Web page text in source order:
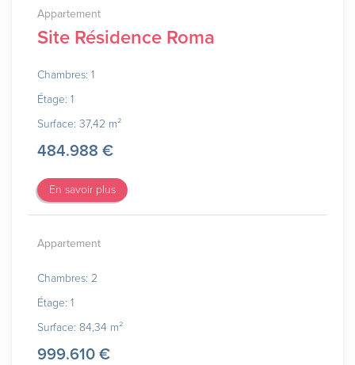
Appartement
Site Résidence Roma
Chambres: 1
Étage: 1
Surface: 37,42 m²
484.988 €
En savoir plus
Appartement
Chambres: 2
Étage: 1
Surface: 84,34 m²
999.610 €